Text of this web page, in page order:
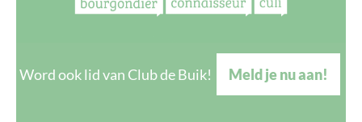
Word ook lid van Club de Buik! Meld je nu aan!